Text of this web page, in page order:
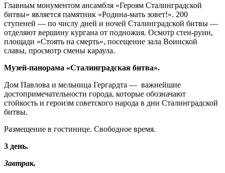
Главным монументом ансамбля «Героям Сталинградской
битвы» является памятник «Родина-мать зовет!». 200
ступеней — по числу дней и ночей Сталинградской битвы —
отделяют вершину кургана от подножия. Осмотр стен-руин,
площади «Стоять на смерть», посещение зала Воинской
славы, просмотр смены караула.
Музей-панорама «Сталинградская битва».
Дом Павлова и мельница Гергардта — важнейшие
достопримечательности города, которые обозначают
стойкость и героизм советского народа в дни Сталинградской
битвы.
Размещение в гостинице. Свободное время.
3 день.
Завтрак.